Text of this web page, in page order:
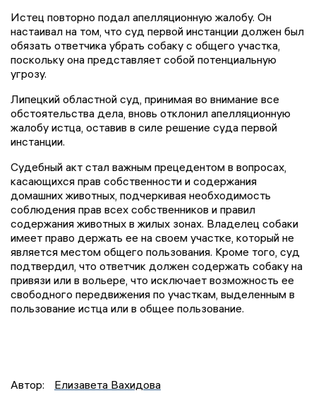
Истец повторно подал апелляционную жалобу. Он
настаивал на том, что суд первой инстанции должен был
обязать ответчика убрать собаку с общего участка,
поскольку она представляет собой потенциальную
угрозу.
Липецкий областной суд, принимая во внимание все
обстоятельства дела, вновь отклонил апелляционную
жалобу истца, оставив в силе решение суда первой
инстанции.
Судебный акт стал важным прецедентом в вопросах,
касающихся прав собственности и содержания
домашних животных, подчеркивая необходимость
соблюдения прав всех собственников и правил
содержания животных в жилых зонах. Владелец собаки
имеет право держать ее на своем участке, который не
является местом общего пользования. Кроме того, суд
подтвердил, что ответчик должен содержать собаку на
привязи или в вольере, что исключает возможность ее
свободного передвижения по участкам, выделенным в
пользование истца или в общее пользование.
Автор: Елизавета Вахидова